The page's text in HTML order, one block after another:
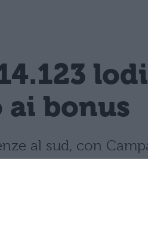
ai bonus
al sud, con